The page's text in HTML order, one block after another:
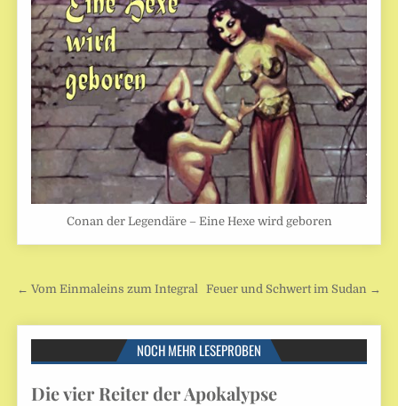
Conan der Legendäre – Eine Hexe wird geboren
Beitragsnavigation
← Vom Einmaleins zum Integral Feuer und Schwert im Sudan →
NOCH MEHR LESEPROBEN
Die vier Reiter der Apokalypse